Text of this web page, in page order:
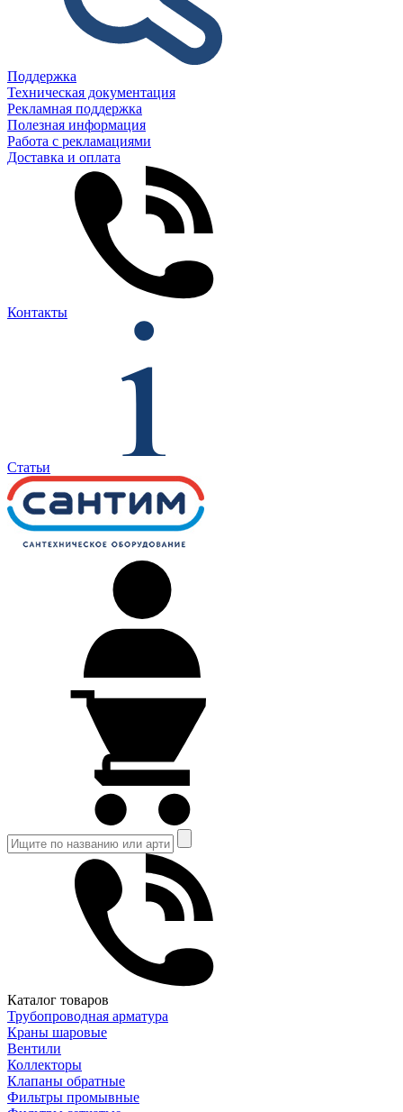
Поддержка
Техническая документация
Рекламная поддержка
Полезная информация
Работа с рекламациями
Доставка и оплата
Контакты
Статьи
Каталог товаров
Трубопроводная арматура
Краны шаровые
Вентили
Коллекторы
Клапаны обратные
Фильтры промывные